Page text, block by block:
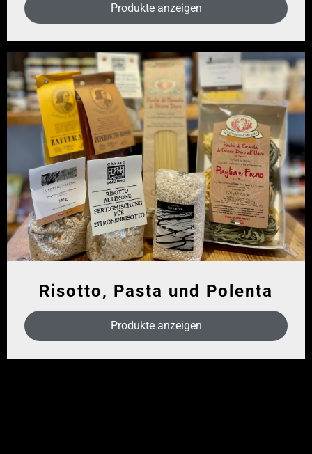
Produkte anzeigen
Risotto, Pasta und Polenta
Produkte anzeigen